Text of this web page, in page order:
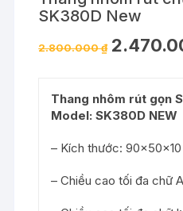
SK380D New
2.800.000₫
Thang nhôm rút gọn
Model: SK380D NEW
– Kích thước:
– Chiều cao tối đa chữ